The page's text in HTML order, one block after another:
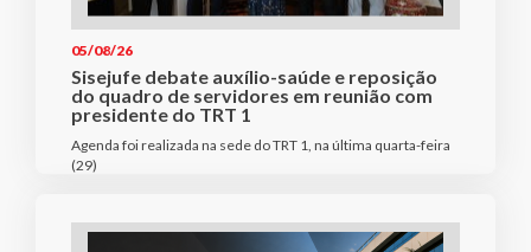
05/08/26
Sisejufe debate auxílio-saúde e reposição
do quadro de servidores em reunião com
presidente do TRT 1
Agenda foi realizada na sede do TRT 1, na última quarta-feira
(29)